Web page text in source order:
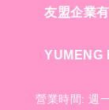
友盟企業
YUMENG
營業時間: 週